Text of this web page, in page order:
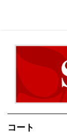
コート